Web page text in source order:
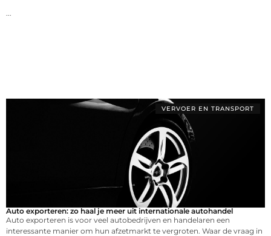
...
VERVOER EN TRANSPORT
Auto exporteren: zo haal je meer uit internationale autohandel
Auto exporteren is voor veel autobedrijven en handelaren een
interessante manier om hun afzetmarkt te vergroten. Waar de vraag in